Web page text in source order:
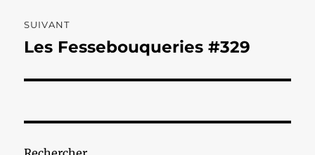
SUIVANT
Publication
Les Fessebouqueries #329